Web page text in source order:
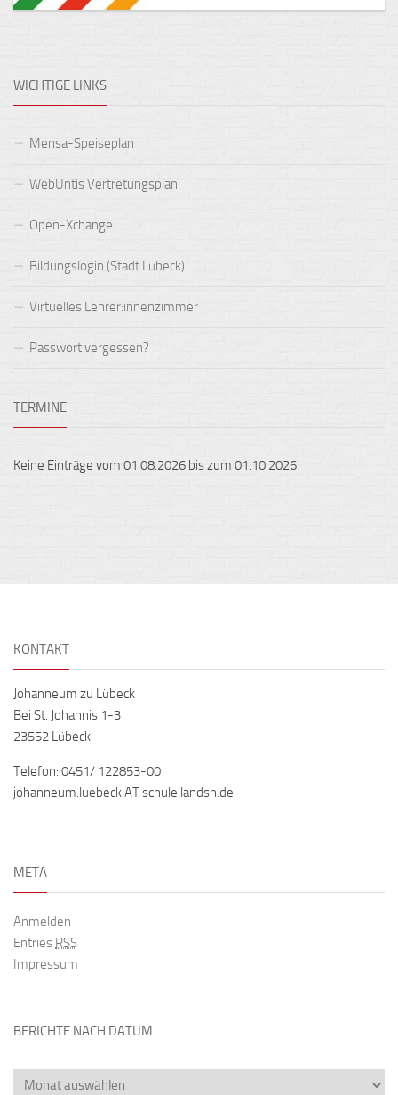
WICHTIGE LINKS
Mensa-Speiseplan
WebUntis Vertretungsplan
Open-Xchange
Bildungslogin (Stadt Lübeck)
Virtuelles Lehrer:innenzimmer
Passwort vergessen?
TERMINE
Keine Einträge vom 01.08.2026 bis zum 01.10.2026.
KONTAKT
Johanneum zu Lübeck
Bei St. Johannis 1-3
23552 Lübeck
Telefon: 0451/ 122853-00
johanneum.luebeck AT schule.landsh.de
META
Anmelden
Entries RSS
Impressum
BERICHTE NACH DATUM